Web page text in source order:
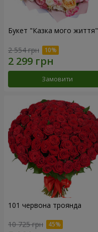
Букет "Казка мого життя"
2 554 грн
Замовити
101 червона троянда
10 725 грн